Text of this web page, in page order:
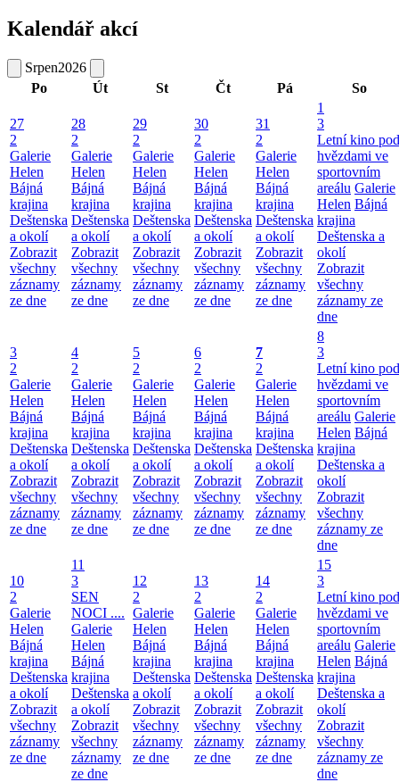
Kalendář akcí
Srpen2026
Po
Út St Čt Pá So
27
2
Galerie
Helen
Bájná
krajina
Deštenska
a okolí
Zobrazit
všechny
záznamy
ze dne
28
2
Galerie
Helen
Bájná
krajina
Deštenska
a okolí
Zobrazit
všechny
záznamy
ze dne
29
2
Galerie
Helen
Bájná
krajina
Deštenska
a okolí
Zobrazit
všechny
záznamy
ze dne
30
2
Galerie
Helen
Bájná
krajina
Deštenska
a okolí
Zobrazit
všechny
záznamy
ze dne
31
2
Galerie
Helen
Bájná
krajina
Deštenska
a okolí
Zobrazit
všechny
záznamy
ze dne
1
3
Letní kino pod
hvězdami ve
sportovním
areálu Galerie
Helen Bájná
krajina
Deštenska a
okolí
Zobrazit
všechny
záznamy ze
dne
3
2
Galerie
Helen
Bájná
krajina
Deštenska
a okolí
Zobrazit
všechny
záznamy
ze dne
4
2
Galerie
Helen
Bájná
krajina
Deštenska
a okolí
Zobrazit
všechny
záznamy
ze dne
5
2
Galerie
Helen
Bájná
krajina
Deštenska
a okolí
Zobrazit
všechny
záznamy
ze dne
6
2
Galerie
Helen
Bájná
krajina
Deštenska
a okolí
Zobrazit
všechny
záznamy
ze dne
7
2
Galerie
Helen
Bájná
krajina
Deštenska
a okolí
Zobrazit
všechny
záznamy
ze dne
8
3
Letní kino pod
hvězdami ve
sportovním
areálu Galerie
Helen Bájná
krajina
Deštenska a
okolí
Zobrazit
všechny
záznamy ze
dne
10
2
Galerie
Helen
Bájná
krajina
Deštenska
a okolí
Zobrazit
všechny
záznamy
ze dne
11
3
SEN
NOCI ....
Galerie
Helen
Bájná
krajina
Deštenska
a okolí
Zobrazit
všechny
záznamy
ze dne
12
2
Galerie
Helen
Bájná
krajina
Deštenska
a okolí
Zobrazit
všechny
záznamy
ze dne
13
2
Galerie
Helen
Bájná
krajina
Deštenska
a okolí
Zobrazit
všechny
záznamy
ze dne
14
2
Galerie
Helen
Bájná
krajina
Deštenska
a okolí
Zobrazit
všechny
záznamy
ze dne
15
3
Letní kino pod
hvězdami ve
sportovním
areálu Galerie
Helen Bájná
krajina
Deštenska a
okolí
Zobrazit
všechny
záznamy ze
dne